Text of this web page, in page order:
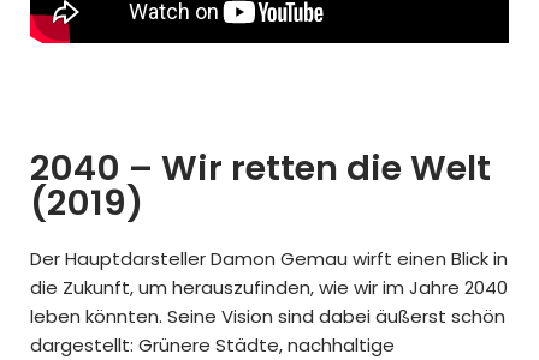
2040 – Wir retten die Welt
(2019)
Der Hauptdarsteller Damon Gemau wirft einen Blick in
die Zukunft, um herauszufinden, wie wir im Jahre 2040
leben könnten. Seine Vision sind dabei äußerst schön
dargestellt: Grünere Städte, nachhaltige